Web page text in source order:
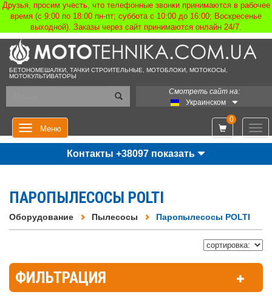
Друзья, просим учесть, что телефонные звонки принимаются в рабочее
время (с 9:00 по 18:00 пн-пт; суббота с 10:00 до 16:00; Воскресенье
выходной). Заказы через сайт принимаются онлайн 24/7.
БЕТОНОМЕШАЛКИ, ТАЧКИ СТРОИТЕЛЬНЫЕ, МОТОБЛОКИ, МОТОКОСЫ,
МОТОКУЛЬТИВАТОРЫ
Смотреть сайт на:
Украинском
Меню
0
Контакты +38097 показать
ПАРОПЫЛЕСОСЫ POLTI
Оборудование Пылесосы Паропылесосы POLTI
ФИЛЬТРАЦИЯ